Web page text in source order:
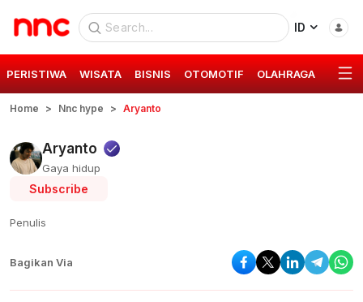
ID
PERISTIWA WISATA BISNIS OTOMOTIF OLAHRAGA GAYA
Home Nnc hype Aryanto
Aryanto
Gaya hidup
Subscribe
Penulis
Bagikan Via